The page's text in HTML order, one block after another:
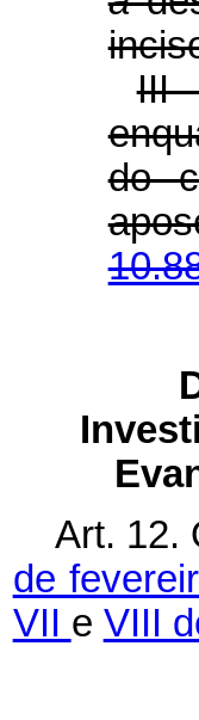
III
do
Art. 12.
de
VII e VIII